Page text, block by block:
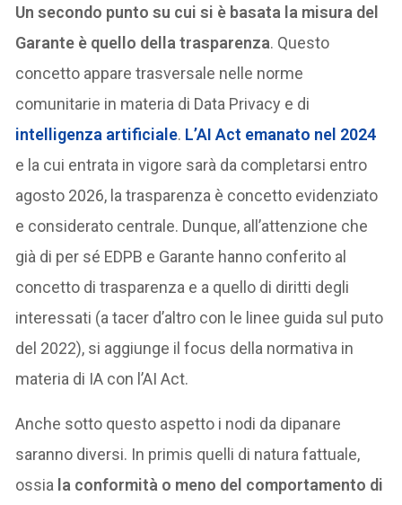
Un secondo punto su cui si è basata la misura del
Garante è quello della trasparenza. Questo
concetto appare trasversale nelle norme
comunitarie in materia di Data Privacy e di
intelligenza artificiale. L’AI Act emanato nel 2024
e la cui entrata in vigore sarà da completarsi entro
agosto 2026, la trasparenza è concetto evidenziato
e considerato centrale. Dunque, all’attenzione che
già di per sé EDPB e Garante hanno conferito al
concetto di trasparenza e a quello di diritti degli
interessati (a tacer d’altro con le linee guida sul puto
del 2022), si aggiunge il focus della normativa in
materia di IA con l’AI Act.
Anche sotto questo aspetto i nodi da dipanare
saranno diversi. In primis quelli di natura fattuale,
ossia la conformità o meno del comportamento di